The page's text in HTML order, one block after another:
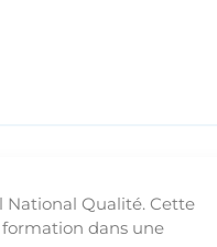
Qualité. Cette
dans une